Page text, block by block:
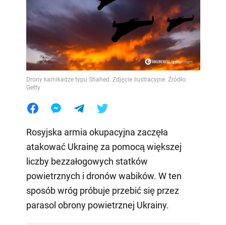
Drony kamikadze typu Shahed. Zdjęcie ilustracyjne. Źródło:
Getty
Rosyjska armia okupacyjna zaczęła
atakować Ukrainę za pomocą większej
liczby bezzałogowych statków
powietrznych i dronów wabików. W ten
sposób wróg próbuje przebić się przez
parasol obrony powietrznej Ukrainy.